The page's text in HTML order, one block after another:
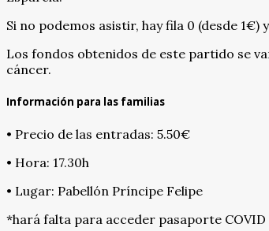
Si no podemos asistir, hay fila 0 (desde
Los fondos obtenidos de este partido se
cáncer.
Información para las familias
• Precio de las entradas: 5.50€
• Hora: 17.30h
• Lugar: Pabellón Príncipe Felipe
*hará falta para acceder pasaporte